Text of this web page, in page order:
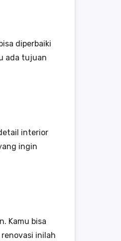
diperbaiki
ada tujuan
interior
ingin
Kamu bisa
inilah